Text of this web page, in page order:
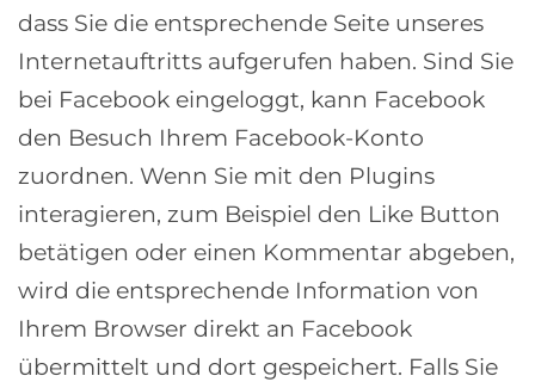
dass Sie die entsprechende Seite unseres
Internetauftritts aufgerufen haben. Sind Sie
bei Facebook eingeloggt, kann Facebook
den Besuch Ihrem Facebook-Konto
zuordnen. Wenn Sie mit den Plugins
interagieren, zum Beispiel den Like Button
betätigen oder einen Kommentar abgeben,
wird die entsprechende Information von
Ihrem Browser direkt an Facebook
übermittelt und dort gespeichert. Falls Sie